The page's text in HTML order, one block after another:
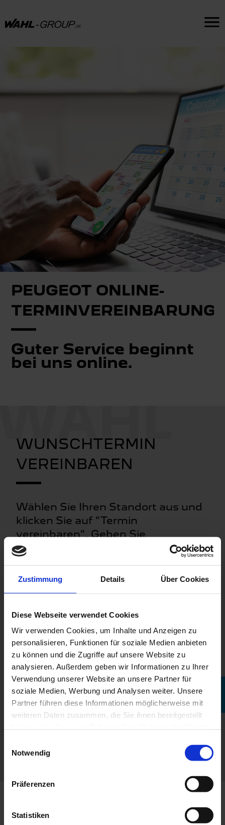
Zustimmung Details Über Cookies
Diese Webseite verwendet Cookies
Wir verwenden Cookies, um Inhalte und Anzeigen zu
personalisieren, Funktionen für soziale Medien anbieten
zu können und die Zugriffe auf unsere Website zu
analysieren. Außerdem geben wir Informationen zu Ihrer
Verwendung unserer Website an unsere Partner für
soziale Medien, Werbung und Analysen weiter. Unsere
Partner führen diese Informationen möglicherweise mit
weiteren Daten zusammen, die Sie ihnen bereitgestellt
Notwendig
Präferenzen
Statistiken
PEUGEOT ONLINE-
TERMINVEREINBARUNG
Guter Service beginnt
bei uns online.
WUNSCHTERMIN
VEREINBAREN
Wählen Sie Ihren Standort aus und
klicken Sie auf "Termin
vereinbaren". Geben Sie
anschließend Ihre Fahrzeugdaten
an. Definieren Sie die gewünschte
Serviceleistung und wählen Sie
STANDORT
Bitte Standort wählen
TERMIN VEREINBAREN